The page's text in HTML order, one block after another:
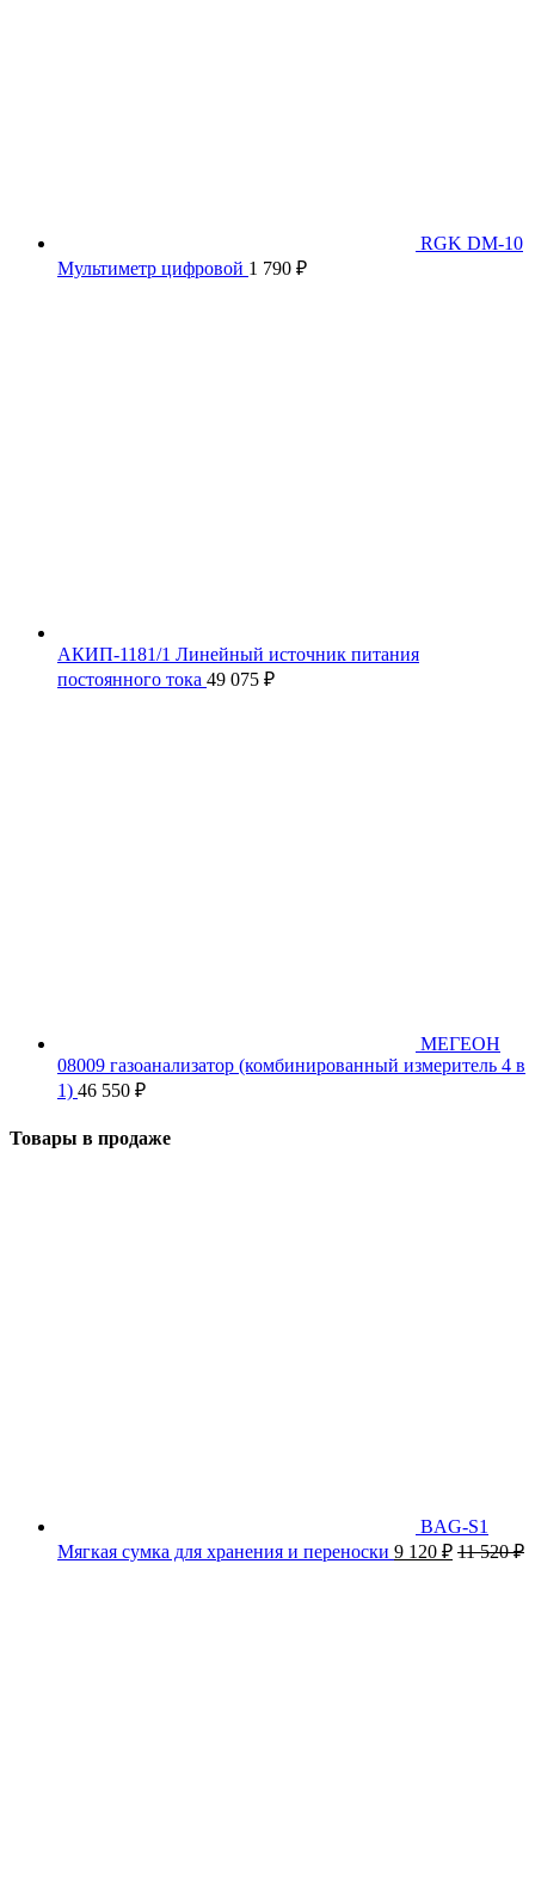
RGK DM-10
Мультиметр цифровой 1 790 ₽
АКИП-1181/1 Линейный источник питания
постоянного тока 49 075 ₽
МЕГЕОН
08009 газоанализатор (комбинированный измеритель 4 в
1) 46 550 ₽
Товары в продаже
BAG-S1
Мягкая сумка для хранения и переноски 9 120 ₽ 11 520₽